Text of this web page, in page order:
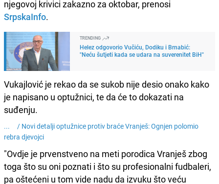
njegovoj krivici zakazno za oktobar, prenosi
SrpskaInfo.
TRENDING
Helez odgovorio Vučiću, Dodiku i Brnabić:
"Neću šutjeti kada se udara na suverenitet BiH"
Vukajlović je rekao da se sukob nije desio onako kako
je napisano u optužnici, te da će to dokazati na
suđenju.
... / Novi detalji optužnice protiv braće Vranješ: Ognjen polomio
rebra djevojci
"Ovdje je prvenstveno na meti porodica Vranješ zbog
toga što su oni poznati i što su profesionalni fudbaleri,
pa oštećeni u tom vide nadu da izvuku što veću